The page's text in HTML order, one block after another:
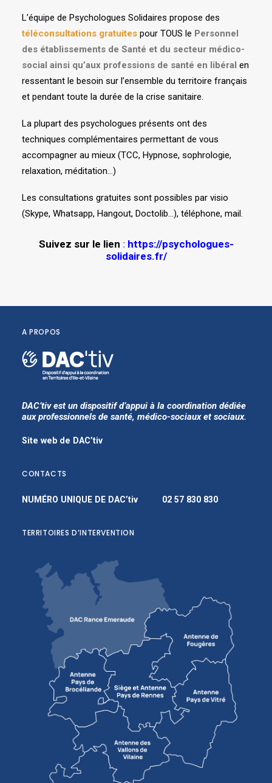
L’équipe de Psychologues Solidaires propose des
téléconsultations gratuites pour TOUS le Personnel
des établissements de Santé et du secteur médico-
social ainsi qu’aux professions de santé en libéral en
ressentant le besoin sur l’ensemble du territoire français
et pendant toute la durée de la crise sanitaire.
La plupart des psychologues présents ont des
techniques complémentaires permettant de vous
accompagner au mieux (TCC, Hypnose, sophrologie,
relaxation, méditation…)
Les consultations gratuites sont possibles par visio
(Skype, Whatsapp, Hangout, Doctolib…), téléphone, mail.
Suivez sur le lien : https://psychologues-
solidaires.fr/
A PROPOS
DAC’tiv est un dispositif d’appui à la coordination dédiée
aux professionnels de santé, médico-sociaux et sociaux.
Site web de DAC’tiv
CONTACTS
NUMÉRO UNIQUE DE DAC’tiv 02 57 830 830
TERRITOIRES D’INTERVENTION